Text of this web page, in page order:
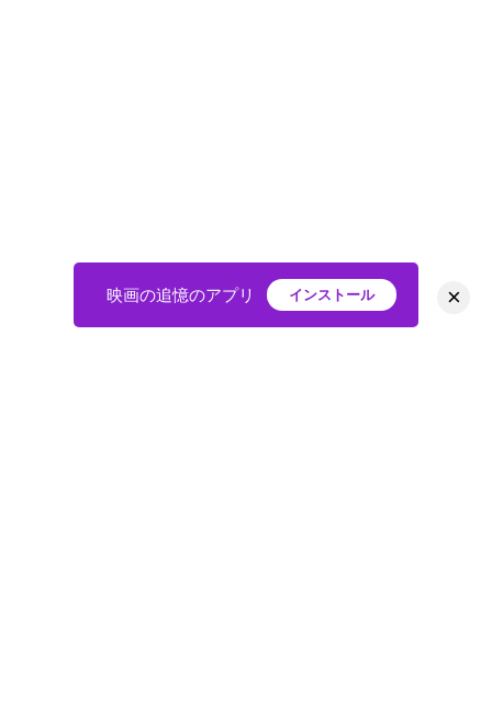
映画の追憶のアプリ インストール ×